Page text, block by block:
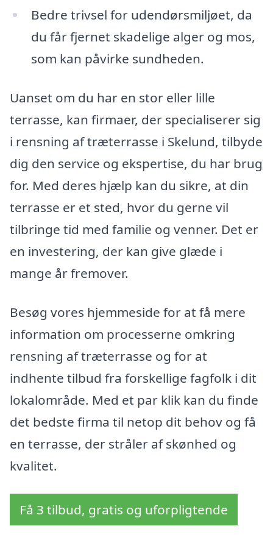
Bedre trivsel for udendørsmiljøet, da
du får fjernet skadelige alger og mos,
som kan påvirke sundheden.
Uanset om du har en stor eller lille
terrasse, kan firmaer, der specialiserer sig
i rensning af træterrasse i Skelund, tilbyde
dig den service og ekspertise, du har brug
for. Med deres hjælp kan du sikre, at din
terrasse er et sted, hvor du gerne vil
tilbringe tid med familie og venner. Det er
en investering, der kan give glæde i
mange år fremover.
Besøg vores hjemmeside for at få mere
information om processerne omkring
rensning af træterrasse og for at
indhente tilbud fra forskellige fagfolk i dit
lokalområde. Med et par klik kan du finde
det bedste firma til netop dit behov og få
en terrasse, der stråler af skønhed og
kvalitet.
Få 3 tilbud, gratis og uforpligtende